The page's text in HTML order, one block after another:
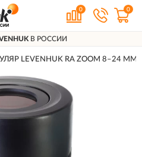
0 0
В РОССИИ
LEVENHUK RA ZOOM 8–24 ММ,